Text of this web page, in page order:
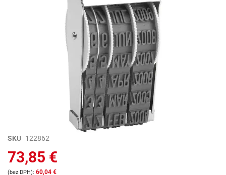
Preskočiť
začiatok
galérie
SKU 122862
73,85 €
60,04 €